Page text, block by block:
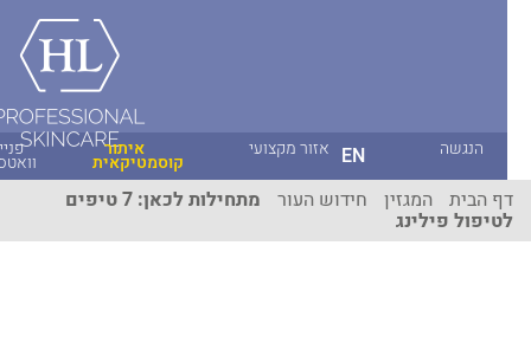
פניית
וואטסאפ
איתור
קוסמטיקאית
אזור מקצועי הנגשה
הבית המגזין חידוש העור מתחילות לכאן: 7 טיפים
פילינג